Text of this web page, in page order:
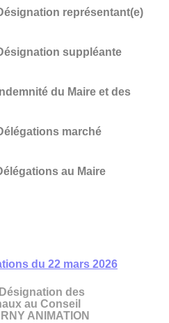
représentant(e)
suppléante
du Maire et des
marché
au Maire
du 22 mars 2026
Désignation des
au Conseil
ANIMATION